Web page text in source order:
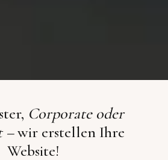
Corporate oder
–wir erstellen Ihre
Website!